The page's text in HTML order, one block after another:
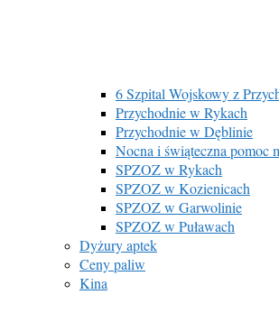
6 Szpital Wojskowy z
Przychodnie w Rykach
Przychodnie w Dęblinie
Nocna i świąteczna pomoc
SPZOZ w Rykach
SPZOZ w Kozienicach
SPZOZ w Garwolinie
SPZOZ w Puławach
Dyżury aptek
Ceny paliw
Kina